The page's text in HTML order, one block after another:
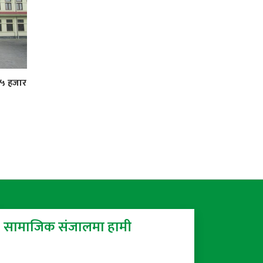
हजार
सामाजिक संजालमा हामी